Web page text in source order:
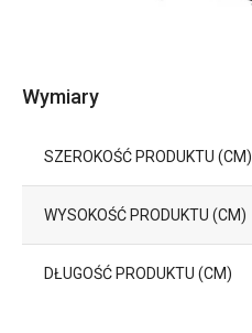
Wymiary
SZEROKOŚĆ PRODUKTU (CM)
WYSOKOŚĆ PRODUKTU (CM)
DŁUGOŚĆ PRODUKTU (CM)